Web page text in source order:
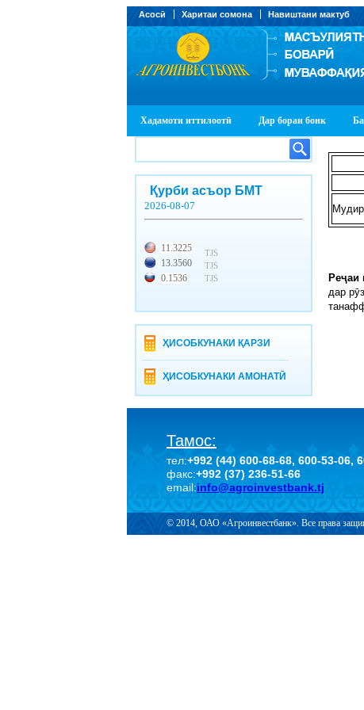
Асосӣ Харитаи сомона Навиштани мактуб
Хадамоти иттилоотӣ Дар бораи бонк
Қурби асъор БМТ
2026-08-07
11.3225
13.3560
0.1536
TJS
TJS
TJS
ҲИСОБКУНАКИ ҚАРЗИ
ҲИСОБКУНАКИ АМОНАТӢ
Реҷаи
дар
Тамос:
тел:+992 (44) 600-68-68, 600-53-06,
факс:+992 (37) 236-51-66
email:info@agroinvestbank.tj
© 2014, ОАО «Агроинвестбанк». Все права